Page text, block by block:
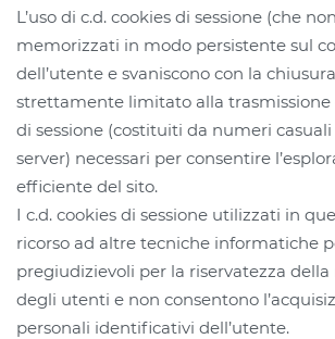
L’uso di c.d. cookies di sessione (che
memorizzati in modo persistente sul
dell’utente e svaniscono con la
strettamente limitato alla
di sessione (costituiti da numeri
server) necessari per consentire
efficiente del sito.
I c.d. cookies di sessione utilizzati in
ricorso ad altre tecniche informatiche
pregiudizievoli per la riservatezza
degli utenti e non consentono
personali identificativi dell’utente.